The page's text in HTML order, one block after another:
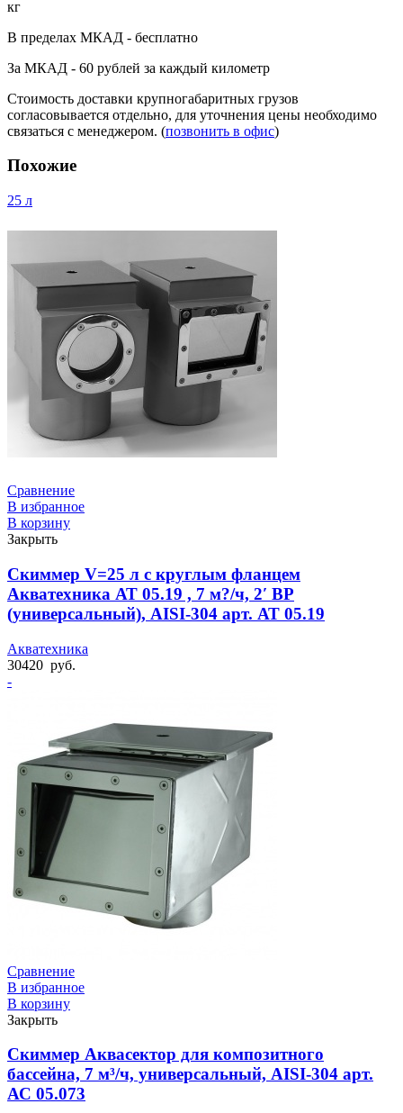
кг
В пределах МКАД - бесплатно
За МКАД - 60 рублей за каждый километр
Стоимость доставки крупногабаритных грузов
согласовывается отдельно, для уточнения цены необходимо
связаться с менеджером. (позвонить в офис)
Похожие
25 л
Сравнение
В избранное
В корзину
Закрыть
Скиммер V=25 л с круглым фланцем
Акватехника АТ 05.19 , 7 м?/ч, 2′ ВР
(универсальный), AISI-304 арт. АТ 05.19
Акватехника
30420 руб.
-
Сравнение
В избранное
В корзину
Закрыть
Скиммер Аквасектор для композитного
бассейна, 7 м³/ч, универсальный, AISI-304 арт.
АС 05.073